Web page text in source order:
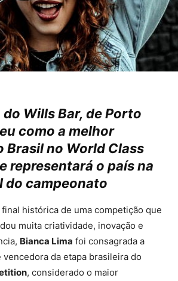
do Wills Bar, de Porto
como a melhor
Brasil no World Class
representará o país na
do campeonato
final histórica de uma competição que
muita criatividade, inovação e
Bianca Lima foi consagrada a
vencedora da etapa brasileira do
, considerado o maior